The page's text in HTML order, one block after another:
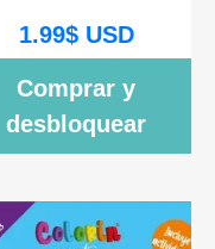
1.99$USD
Comprar y
desbloquear